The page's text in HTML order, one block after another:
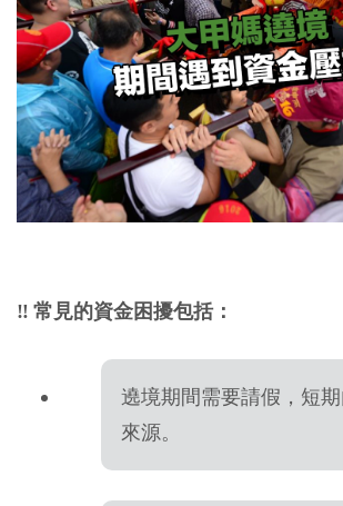
‼️ 常見的資金困擾包括：
遶境期間需要請假，短
來源。